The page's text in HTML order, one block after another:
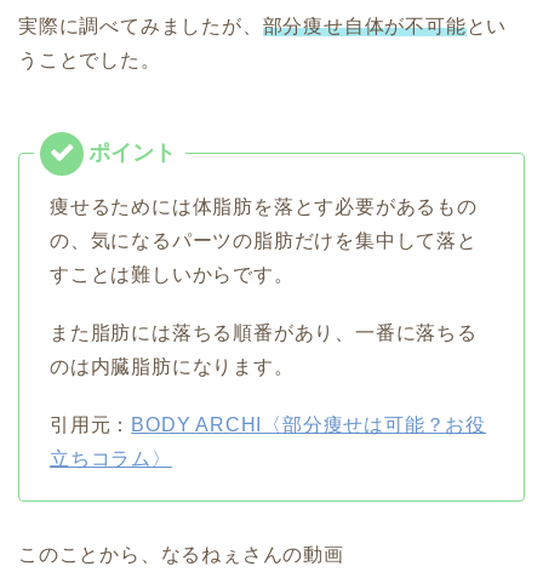
実際に調べてみましたが、 部分痩せ自体が不可能とい
うことでした。
痩せるためには体脂肪を落とす必要があるもの
の、気になるパーツの脂肪だけを集中して落と
すことは難しいからです。
また脂肪には落ちる順番があり、一番に落ちる
のは内臓脂肪になります。
引用元： BODY ARCHI〈部分痩せは可能？お役
立ちコラム〉
このことから、なるねぇさんの動画